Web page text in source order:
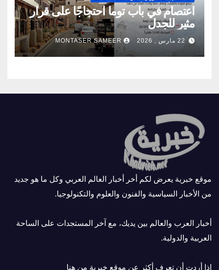
اعتصام في باب توما احتجاجًا على قرار
مثير للجدل
22 مارس , 2026 MONTASER SAMEER
موقع خبرية يعرض لكم أخر أخبار العالم العربي وكل ما هو جديد
من الأخبار السياسية والفنون والعلوم والتكنولوجيا.
أخبار العرب والعالم بين يديك، مع آخر المستجدات على الساحة
العربية والدولية.
إذا أردت أن تعرف أكثر عن موقع خبرية من هنا